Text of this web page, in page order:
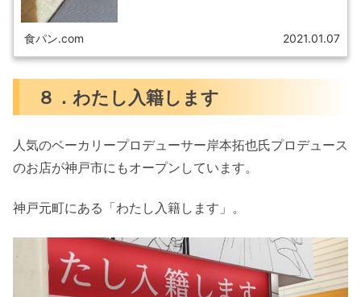
食パン.com 2021.01.07
８．わたし入籍します
人気のベーカリープロデューサー岸本拓也氏プロデュース
のお店が神戸市にもオープンしています。
神戸元町にある「わたし入籍します」。